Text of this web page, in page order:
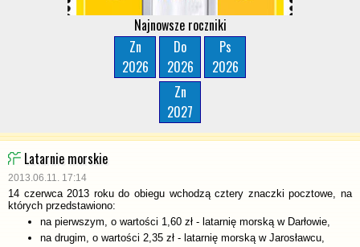
Najnowsze roczniki
Zn
2026
Do
2026
Ps
2026
Zn
2027
Latarnie morskie
2013.06.11. 17:14
14 czerwca 2013 roku do obiegu wchodzą cztery znaczki pocztowe, na
których przedstawiono:
na pierwszym, o wartości 1,60 zł - latarnię morską w Darłowie,
na drugim, o wartości 2,35 zł - latarnię morską w Jarosławcu,